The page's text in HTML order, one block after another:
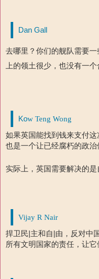
Dan Gall
去哪里？你们的舰队需要
上的领土很少，也没有一个
Kow Teng Wong
如果英国能找到钱来支付
也是一个让已经腐朽的政治
实际上，英国需要解决的是
Vijay R Nair
捍卫民|主和自|由，反对中
所有文明国家的责任，让它